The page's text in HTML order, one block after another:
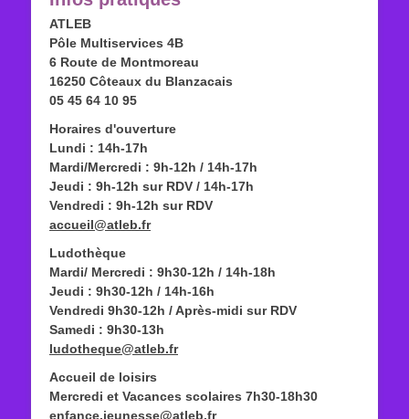
ATLEB
Pôle Multiservices 4B
6 Route de Montmoreau
16250 Côteaux du Blanzacais
05 45 64 10 95
Horaires d'ouverture
Lundi : 14h-17h
Mardi/Mercredi : 9h-12h / 14h-17h
Jeudi : 9h-12h sur RDV / 14h-17h
Vendredi : 9h-12h sur RDV
accueil@atleb.fr
Ludothèque
Mardi/ Mercredi : 9h30-12h / 14h-18h
Jeudi : 9h30-12h / 14h-16h
Vendredi 9h30-12h / Après-midi sur RDV
Samedi : 9h30-13h
ludotheque@atleb.fr
Accueil de loisirs
Mercredi et Vacances scolaires 7h30-18h30
enfance.jeunesse@atleb.fr